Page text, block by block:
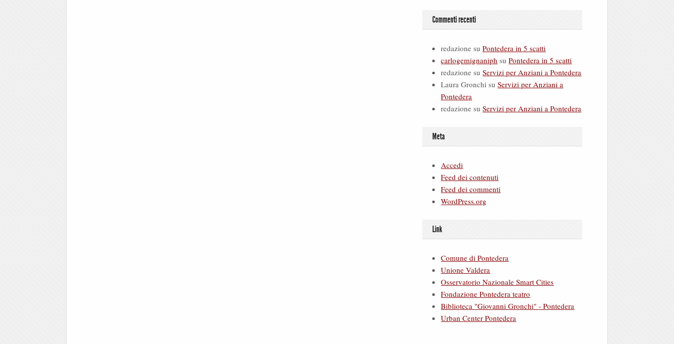
Commenti recenti
redazione suPontedera in 5 scatti
carlogemignaniph suPontedera in 5 scatti
redazione suServizi per Anziani a Pontedera
Laura Gronchi suServizi per Anziani a
Pontedera
redazione suServizi per Anziani a Pontedera
Meta
Accedi
Feed dei contenuti
Feed dei commenti
WordPress.org
Link
Comune di Pontedera
Unione Valdera
Osservatorio Nazionale Smart Cities
Fondazione Pontedera teatro
Biblioteca "Giovanni Gronchi" - Pontedera
Urban Center Pontedera